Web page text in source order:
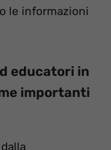
le informazioni
educatori in
importanti